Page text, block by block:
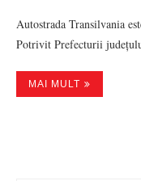
Autostrada Transilvania
Potrivit Prefecturii
MAI MULT